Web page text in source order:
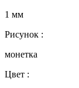
1 мм
Рисунок :
монетка
Цвет :